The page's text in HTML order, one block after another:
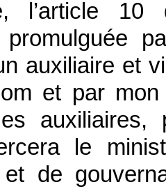
l’article
promulguée
auxiliaire et
et par mon
le
et de